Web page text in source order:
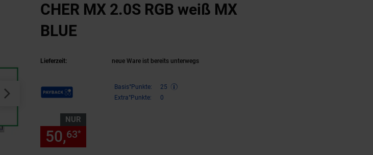
CHER MX 2.0S RGB weiß MX
BLUE
Lieferzeit: neue Ware ist bereits unterwegs
Payback Punkte Basis°Punkte:
25
Extra°Punkte:
0
NUR
50,63*